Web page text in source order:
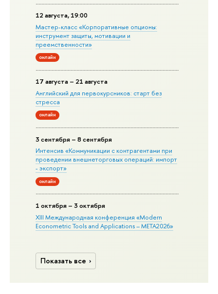
12 августа, 19:00
Мастер-класс «Корпоративные опционы:
инструмент защиты, мотивации и
преемственности»
онлайн
17 августа – 21 августа
Английский для первокурсников: старт без
стресса
онлайн
3 сентября – 8 сентября
Интенсив «Коммуникации с контрагентами при
проведении внешнеторговых операций: импорт
- экспорт»
онлайн
1 октября – 3 октября
XIII Международная конференция «Modern
Econometric Tools and Applications – META2026»
Показать все